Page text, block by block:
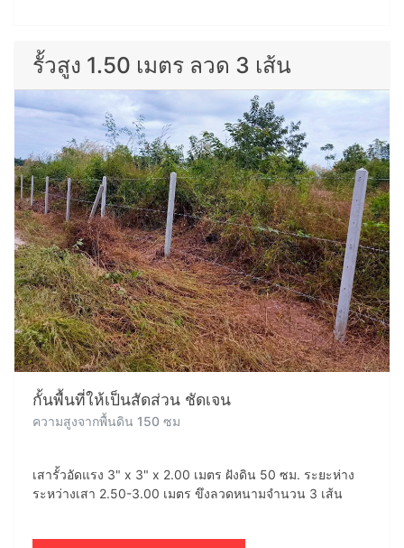
รั้วสูง 1.50 เมตร ลวด 3 เส้น
กั้นพื้นที่ให้เป็นสัดส่วน ชัดเจน
ความสูงจากพื้นดิน 150 ซม
เสารั้วอัดแรง 3" x 3" x 2.00 เมตร ฝังดิน 50 ซม. ระยะห่าง
ระหว่างเสา 2.50-3.00 เมตร ขึงลวดหนามจำนวน 3 เส้น